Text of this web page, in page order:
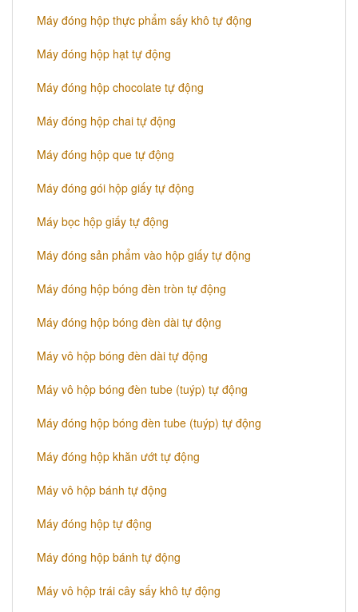
Máy đóng hộp thực phẩm sấy khô tự động
Máy đóng hộp hạt tự động
Máy đóng hộp chocolate tự động
Máy đóng hộp chai tự động
Máy đóng hộp que tự động
Máy đóng gói hộp giấy tự động
Máy bọc hộp giấy tự động
Máy đóng sản phẩm vào hộp giấy tự động
Máy đóng hộp bóng đèn tròn tự động
Máy đóng hộp bóng đèn dài tự động
Máy vô hộp bóng đèn dài tự động
Máy vô hộp bóng đèn tube (tuýp) tự động
Máy đóng hộp bóng đèn tube (tuýp) tự động
Máy đóng hộp khăn ướt tự động
Máy vô hộp bánh tự động
Máy đóng hộp tự động
Máy đóng hộp bánh tự động
Máy vô hộp trái cây sấy khô tự động